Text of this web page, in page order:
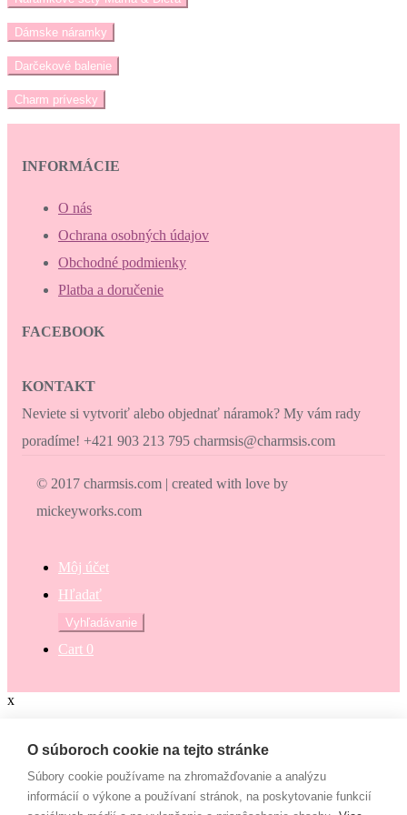
Dámske náramky
Darčekové balenie
Charm prívesky
INFORMÁCIE
O nás
Ochrana osobných údajov
Obchodné podmienky
Platba a doručenie
FACEBOOK
KONTAKT
Neviete si vytvoriť alebo objednať náramok? My vám rady
poradíme! +421 903 213 795 charmsis@charmsis.com
© 2017 charmsis.com | created with love by
mickeyworks.com
Môj účet
Hľadať
Hľadať:
Vyhľadávanie
Cart 0
x
Zaokrúhli svoj nákup
Zaokrúhli svoj nákup a prispej na dobrú vec. Občianske združenie
Mamy v pohybe pomáha osamelým mamám, ktoré nemajú to šťastie
O súboroch cookie na tejto stránke
Súbory cookie používame na zhromažďovanie a analýzu
informácií o výkone a používaní stránok, na poskytovanie funkcií